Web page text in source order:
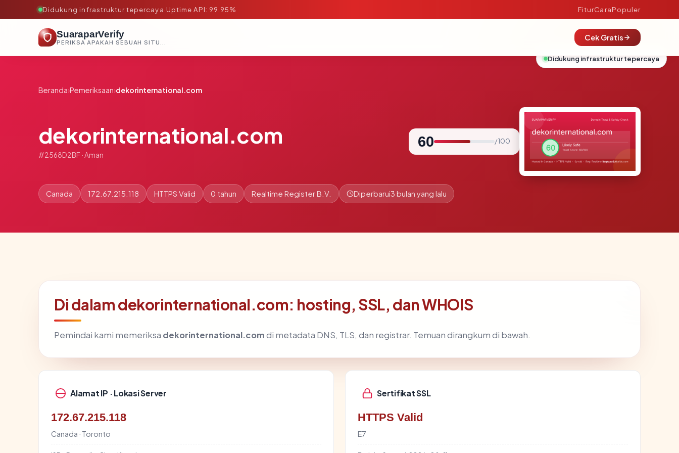
Didukung infrastruktur tepercaya·Uptime API: 99.95% FiturCaraPopuler
SuaraparVerify
PERIKSA APAKAH SEBUAH SITUS AMAN, TEPERCAYA, DAN TERVERIFIKASI DALAM HITUNGAN DETIK.
Cek Gratis
Beranda›Pemeriksaan›dekorinternational.com
dekorinternational.com
#2568D2BF · Aman
60 / 100
Canada 172.67.215.118 HTTPS Valid 0 tahun Realtime Register B.V. Diperbarui3 bulan yang lalu
Di dalam dekorinternational.com: hosting, SSL, dan WHOIS
Pemindai kami memeriksa dekorinternational.comdi metadata DNS, TLS, dan registrar. Temuan dirangkum di bawah.
Alamat IP · Lokasi Server
172.67.215.118
Canada · Toronto
Sertifikat SSL
HTTPS Valid
E7
Didukung infrastruktur tepercaya